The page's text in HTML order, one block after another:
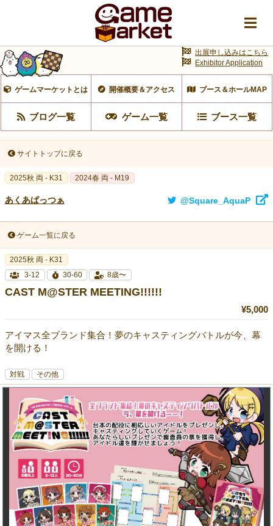
ゲームマーケットとは 開催概要＆アクセス ブース＆ホールMAP
ブログ一覧 ゲーム一覧 ブース一覧
出展申し込みはこちら
Exhibitor Application
サイトトップに戻る
2025秋 両 - K31 2024春 両 - M19
あくあぱっつぁ @Square_AquaP
ゲーム一覧に戻る
2025秋 両 - K31
3-12
30-60 8歳〜
CAST M@STER MEETING!!!!!!
¥5,000
アイマス全ブランド集合！夢のキャスティングバトルが今、幕
を開ける！
対戦 その他